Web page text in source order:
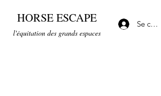
HORSE ESCAPE
l'équitation des grands espaces
Se